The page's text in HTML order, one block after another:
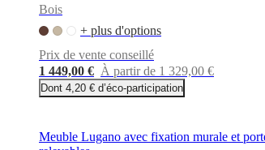
Bois
+ plus d'options
Prix de vente conseillé
1 449,00 € À partir de 1 329,00 €
Dont 4,20 € d’éco-participation
Meuble Lugano avec fixation murale et